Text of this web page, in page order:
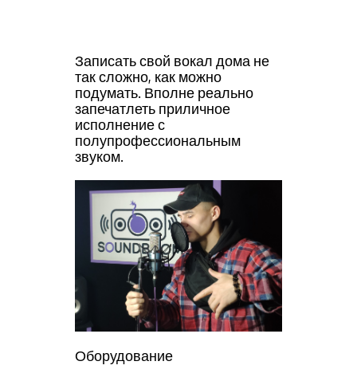
Записать свой вокал дома не
так сложно, как можно
подумать. Вполне реально
запечатлеть приличное
исполнение с
полупрофессиональным
звуком.
Оборудование